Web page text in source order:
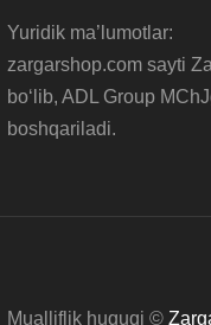
Yuridik ma’lumotlar:
zargarshop.com sayti
bo‘lib, ADL Group
boshqariladi.
Mualliflik huquqi ©